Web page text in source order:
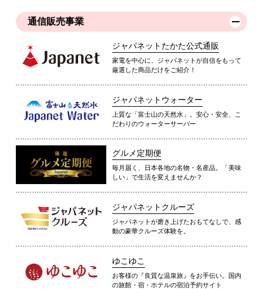
通信販売事業
ジャパネットたかた公式通販
家電を中心に、ジャパネットが自信をもって
厳選した商品だけをご紹介！
ジャパネットウォーター
上質な「富士山の天然水」。安心・安全、こ
だわりのウォーターサーバー
グルメ定期便
毎月届く、日本各地の名物・名産品。「美味
しい」で生活を変えませんか？
ジャパネットクルーズ
ジャパネットが磨き上げたおもてなしで、感
動の豪華クルーズ体験を。
ゆこゆこ
お客様の『良質な温泉旅』をお手伝い。国内
の旅館・宿・ホテルの宿泊予約サイト